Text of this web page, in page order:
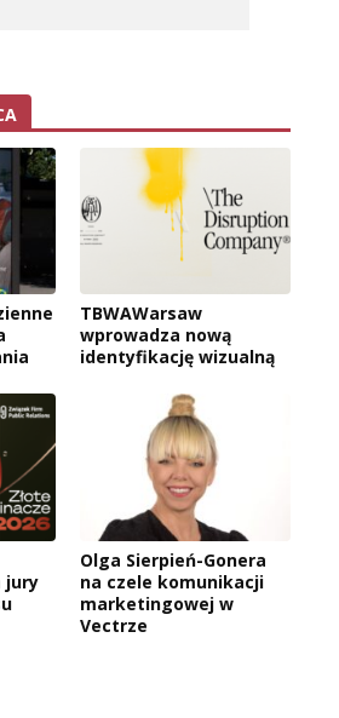
TBWAWarsaw
wprowadza nową
identyfikację wizualną
jury
Olga Sierpień-Gonera
na czele komunikacji
marketingowej w
Vectrze